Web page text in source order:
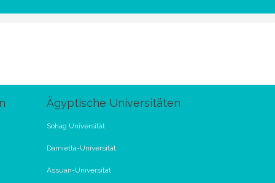
Ägyptische Universitäten
Sohag Universität
Damietta-Universität
Assuan-Universität